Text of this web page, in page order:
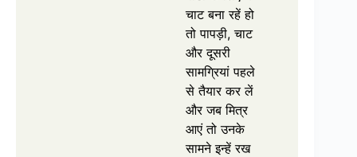
चाट बना रहें हो
तो पापड़ी, चाट
और दूसरी
सामग्रियां पहले
से तैयार कर लें
और जब मित्र
आएं तो उनके
सामने इन्हें रख